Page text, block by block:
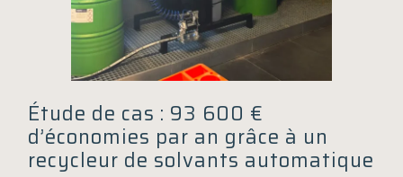
Étude de cas : 93 600 €
d’économies par an grâce à un
recycleur de solvants automatique